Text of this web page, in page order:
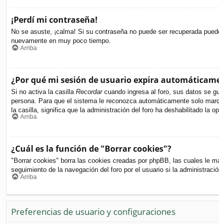
¡Perdí mi contraseña!
No se asuste, ¡calma! Si su contraseña no puede ser recuperada
nuevamente en muy poco tiempo.
Arriba
¿Por qué mi sesión de usuario expira
Si no activa la casilla Recordarcuando ingresa al foro, sus datos se
persona. Para que el sistema le reconozca automáticamente solo
la casilla, significa que la administración del foro ha deshabilitado la
Arriba
¿Cuál es la función de "Borrar cookies"?
"Borrar cookies" borra las cookies creadas por phpBB, las cuales le
seguimiento de la navegación del foro por el usuario si la
Arriba
Preferencias de usuario y configuraciones